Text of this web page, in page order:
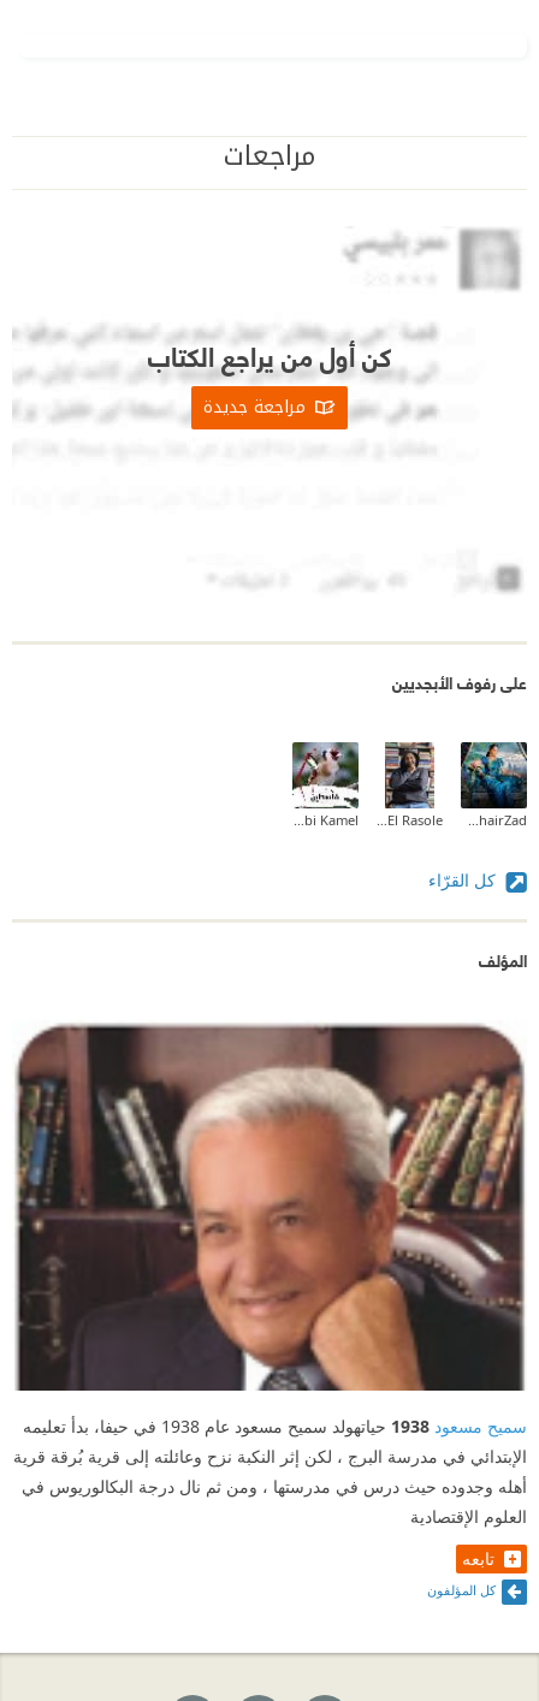
مراجعات
كن أول من يراجع الكتاب
مراجعة جديدة
على رفوف الأبجديين
كل القرّاء
المؤلف
سميح مسعود 1938
حياتهولد سميح مسعود عام 1938 في حيفا، بدأ تعليمه
الإبتدائي في مدرسة البرج ، لكن إثر النكبة نزح وعائلته إلى قرية بُرقة قرية
أهله وجدوده حيث درس في مدرستها ، ومن ثم نال درجة البكالوريوس في
العلوم الإقتصادية
تابعه
كل المؤلفون